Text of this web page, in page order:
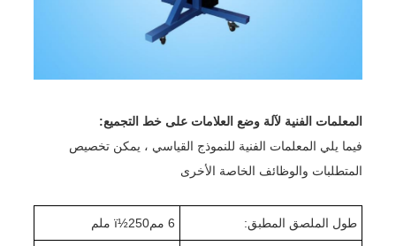
المعلمات الفنية لآلة وضع العلامات على خط التجميع:
فيما يلي المعلمات الفنية للنموذج القياسي ، يمكن تخصيص
المتطلبات والوظائف الخاصة الأخرى
طول الملصق المطبق: 6 ممï½ 250 ملم